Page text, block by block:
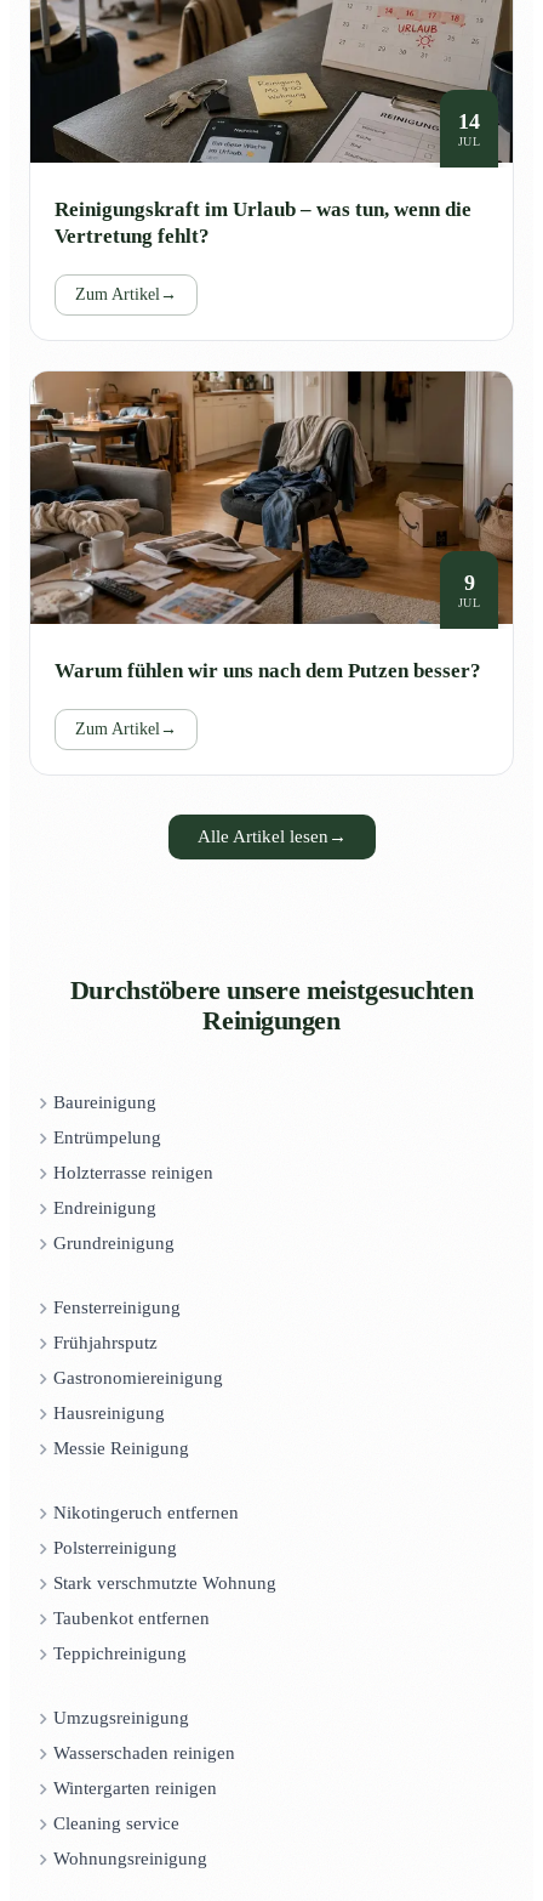
14
JUL
Reinigungskraft im Urlaub – was tun, wenn die
Vertretung fehlt?
Zum Artikel→
9
JUL
Warum fühlen wir uns nach dem Putzen besser?
Zum Artikel→
Alle Artikel lesen →
Durchstöbere unsere meistgesuchten
Reinigungen
Baureinigung
Entrümpelung
Holzterrasse reinigen
Endreinigung
Grundreinigung
Fensterreinigung
Frühjahrsputz
Gastronomiereinigung
Hausreinigung
Messie Reinigung
Nikotingeruch entfernen
Polsterreinigung
Stark verschmutzte Wohnung
Taubenkot entfernen
Teppichreinigung
Umzugsreinigung
Wasserschaden reinigen
Wintergarten reinigen
Cleaning service
Wohnungsreinigung